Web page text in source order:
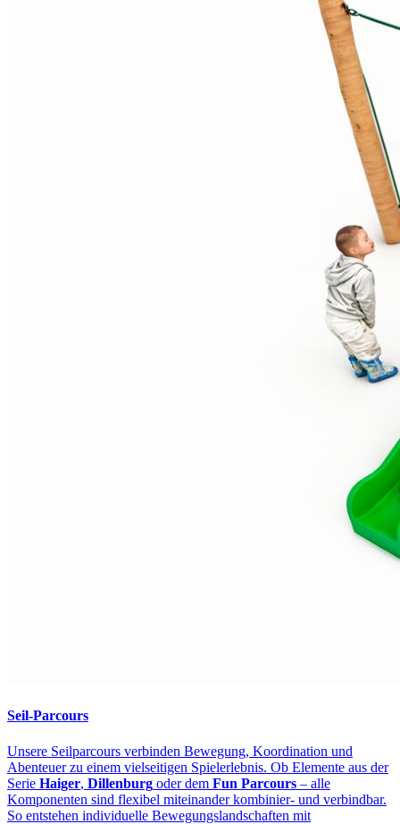
Seil-Parcours
Unsere Seilparcours verbinden Bewegung, Koordination und
Abenteuer zu einem vielseitigen Spielerlebnis. Ob Elemente aus der
Serie Haiger, Dillenburg oder dem Fun Parcours – alle
Komponenten sind flexibel miteinander kombinier- und verbindbar.
So entstehen individuelle Bewegungslandschaften mit